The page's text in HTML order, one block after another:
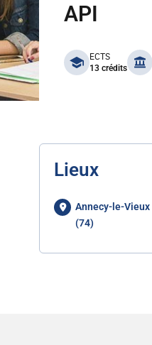
API
benefits
ECTS
13 crédits
Lieux
Annecy-le-Vieux
(74)